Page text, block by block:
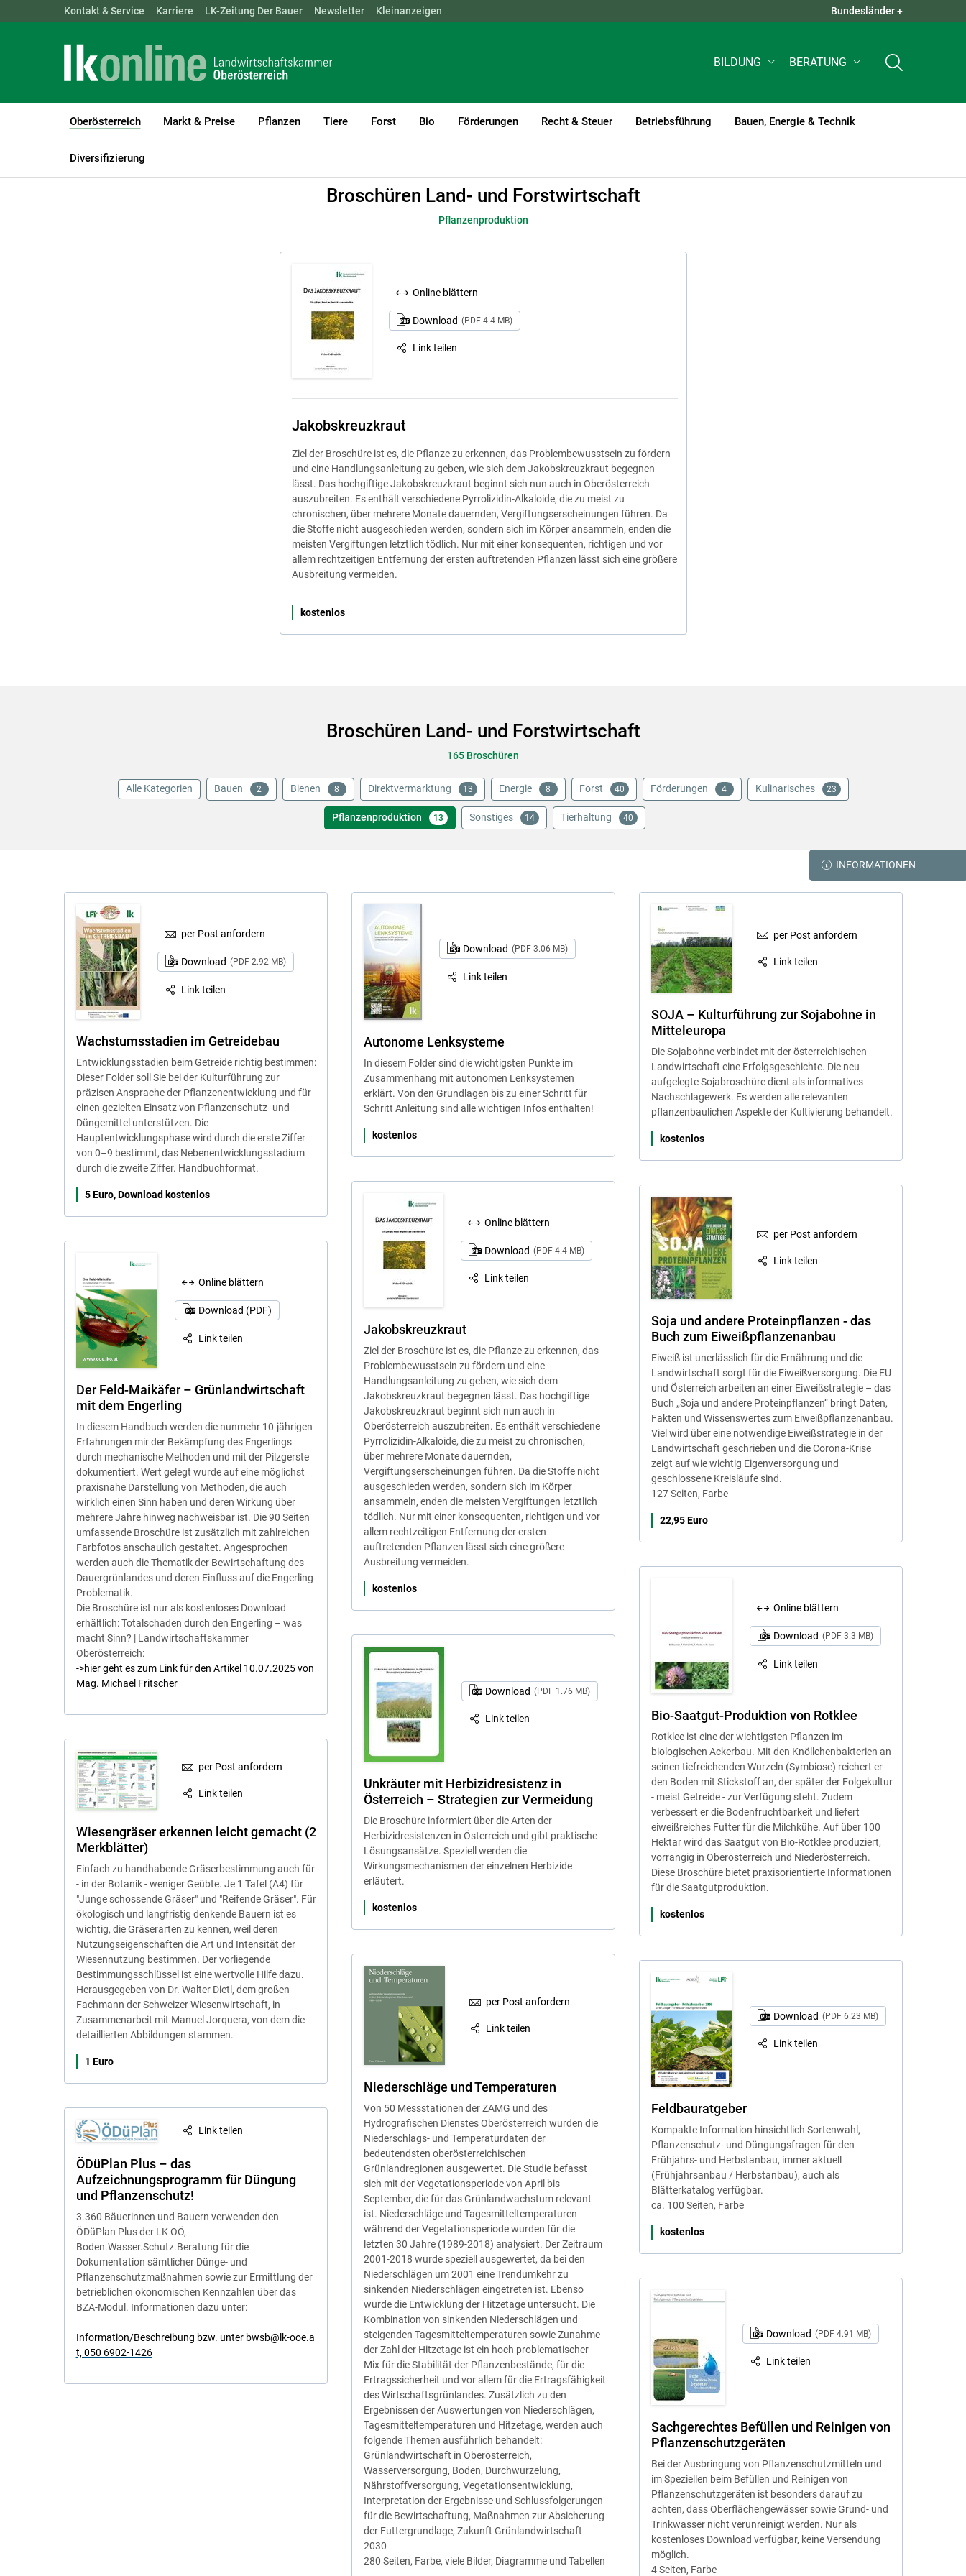
Skip to main content
Landwirtschaftskammern: ÖSTERREICH BGLD KTN NÖ OÖ SBG STMK QUICK LINKS +
Kontakt & Service Karriere LK-Zeitung Der Bauer Newsletter Kleinanzeigen Bundesländer +
BILDUNG BERATUNG
Oberösterreich
(current)1
Markt & Preise Pflanzen Tiere Forst Bio Förderungen Recht & Steuer Betriebsführung Bauen, Energie & Technik
Diversifizierung
LK Oberösterreich Oberösterreich
Broschüren Land- und Forstwirtschaft
Pflanzenproduktion
Online blättern
Download (PDF 4.4 MB)
Link teilen
Jakobskreuzkraut
Ziel der Broschüre ist es, die Pflanze zu erkennen, das Problembewusstsein zu fördern
und eine Handlungsanleitung zu geben, wie sich dem Jakobskreuzkraut begegnen
lässt. Das hochgiftige Jakobskreuzkraut beginnt sich nun auch in Oberösterreich
auszubreiten. Es enthält verschiedene Pyrrolizidin-Alkaloide, die zu meist zu
chronischen, über mehrere Monate dauernden, Vergiftungserscheinungen führen. Da
die Stoffe nicht ausgeschieden werden, sondern sich im Körper ansammeln, enden die
meisten Vergiftungen letztlich tödlich. Nur mit einer konsequenten, richtigen und vor
allem rechtzeitigen Entfernung der ersten auftretenden Pflanzen lässt sich eine größere
Ausbreitung vermeiden.
kostenlos
Broschüren Land- und Forstwirtschaft
165 Broschüren
Alle Kategorien Bauen 2 Bienen 8 Direktvermarktung 13 Energie 8 Forst 40 Förderungen 4 Kulinarisches 23
Pflanzenproduktion 13 Sonstiges 14 Tierhaltung 40
INFORMATIONEN
per Post anfordern
Download (PDF 2.92 MB)
Link teilen
Wachstumsstadien im Getreidebau
Entwicklungsstadien beim Getreide richtig bestimmen:
Dieser Folder soll Sie bei der Kulturführung zur
präzisen Ansprache der Pflanzenentwicklung und für
einen gezielten Einsatz von Pflanzenschutz- und
Düngemittel unterstützen. Die
Hauptentwicklungsphase wird durch die erste Ziffer
von 0–9 bestimmt, das Nebenentwicklungsstadium
durch die zweite Ziffer. Handbuchformat.
5 Euro, Download kostenlos
Download (PDF 3.06 MB)
Link teilen
Autonome Lenksysteme
In diesem Folder sind die wichtigsten Punkte im
Zusammenhang mit autonomen Lenksystemen
erklärt. Von den Grundlagen bis zu einer Schritt für
Schritt Anleitung sind alle wichtigen Infos enthalten!
kostenlos
per Post anfordern
Link teilen
SOJA – Kulturführung zur Sojabohne in
Mitteleuropa
Die Sojabohne verbindet mit der österreichischen
Landwirtschaft eine Erfolgsgeschichte. Die neu
aufgelegte Sojabroschüre dient als informatives
Nachschlagewerk. Es werden alle relevanten
pflanzenbaulichen Aspekte der Kultivierung behandelt.
kostenlos
Online blättern
Download (PDF 4.4 MB)
Link teilen
Jakobskreuzkraut
Ziel der Broschüre ist es, die Pflanze zu erkennen, das
Problembewusstsein zu fördern und eine
Handlungsanleitung zu geben, wie sich dem
Jakobskreuzkraut begegnen lässt. Das hochgiftige
Jakobskreuzkraut beginnt sich nun auch in
Oberösterreich auszubreiten. Es enthält verschiedene
Pyrrolizidin-Alkaloide, die zu meist zu chronischen,
über mehrere Monate dauernden,
Vergiftungserscheinungen führen. Da die Stoffe nicht
ausgeschieden werden, sondern sich im Körper
ansammeln, enden die meisten Vergiftungen letztlich
tödlich. Nur mit einer konsequenten, richtigen und vor
allem rechtzeitigen Entfernung der ersten
auftretenden Pflanzen lässt sich eine größere
Ausbreitung vermeiden.
kostenlos
per Post anfordern
Link teilen
Soja und andere Proteinpflanzen - das
Buch zum Eiweißpflanzenanbau
Eiweiß ist unerlässlich für die Ernährung und die
Landwirtschaft sorgt für die Eiweißversorgung. Die EU
und Österreich arbeiten an einer Eiweißstrategie – das
Buch „Soja und andere Proteinpflanzen“ bringt Daten,
Fakten und Wissenswertes zum Eiweißpflanzenanbau.
Viel wird über eine notwendige Eiweißstrategie in der
Landwirtschaft geschrieben und die Corona-Krise
zeigt auf wie wichtig Eigenversorgung und
geschlossene Kreisläufe sind.
127 Seiten, Farbe
22,95 Euro
Online blättern
Download (PDF)
Link teilen
Der Feld-Maikäfer – Grünlandwirtschaft
mit dem Engerling
In diesem Handbuch werden die nunmehr 10-jährigen
Erfahrungen mir der Bekämpfung des Engerlings
durch mechanische Methoden und mit der Pilzgerste
dokumentiert. Wert gelegt wurde auf eine möglichst
praxisnahe Darstellung von Methoden, die auch
wirklich einen Sinn haben und deren Wirkung über
mehrere Jahre hinweg nachweisbar ist. Die 90 Seiten
umfassende Broschüre ist zusätzlich mit zahlreichen
Farbfotos anschaulich gestaltet. Angesprochen
werden auch die Thematik der Bewirtschaftung des
Dauergrünlandes und deren Einfluss auf die Engerling-
Problematik.
Die Broschüre ist nur als kostenloses Download
erhältlich: Totalschaden durch den Engerling – was
macht Sinn? | Landwirtschaftskammer
Oberösterreich:
->hier geht es zum Link für den Artikel 10.07.2025 von
Mag. Michael Fritscher
Online blättern
Download (PDF 3.3 MB)
Link teilen
Bio-Saatgut-Produktion von Rotklee
Rotklee ist eine der wichtigsten Pflanzen im
biologischen Ackerbau. Mit den Knöllchenbakterien an
seinen tiefreichenden Wurzeln (Symbiose) reichert er
den Boden mit Stickstoff an, der später der Folgekultur
- meist Getreide - zur Verfügung steht. Zudem
verbessert er die Bodenfruchtbarkeit und liefert
eiweißreiches Futter für die Milchkühe. Auf über 100
Hektar wird das Saatgut von Bio-Rotklee produziert,
vorrangig in Oberösterreich und Niederösterreich.
Diese Broschüre bietet praxisorientierte Informationen
für die Saatgutproduktion.
kostenlos
Download (PDF 1.76 MB)
Link teilen
Unkräuter mit Herbizidresistenz in
Österreich – Strategien zur Vermeidung
Die Broschüre informiert über die Arten der
Herbizidresistenzen in Österreich und gibt praktische
Lösungsansätze. Speziell werden die
Wirkungsmechanismen der einzelnen Herbizide
erläutert.
kostenlos
per Post anfordern
Link teilen
Wiesengräser erkennen leicht gemacht (2
Merkblätter)
Einfach zu handhabende Gräserbestimmung auch für
- in der Botanik - weniger Geübte. Je 1 Tafel (A4) für
"Junge schossende Gräser" und "Reifende Gräser". Für
ökologisch und langfristig denkende Bauern ist es
wichtig, die Gräserarten zu kennen, weil deren
Nutzungseigenschaften die Art und Intensität der
Wiesennutzung bestimmen. Der vorliegende
Bestimmungsschlüssel ist eine wertvolle Hilfe dazu.
Herausgegeben von Dr. Walter Dietl, dem großen
Fachmann der Schweizer Wiesenwirtschaft, in
Zusammenarbeit mit Manuel Jorquera, von dem die
detaillierten Abbildungen stammen.
1 Euro
per Post anfordern
Link teilen
Niederschläge und Temperaturen
Von 50 Messstationen der ZAMG und des
Hydrografischen Dienstes Oberösterreich wurden die
Niederschlags- und Temperaturdaten der
bedeutendsten oberösterreichischen
Grünlandregionen ausgewertet. Die Studie befasst
sich mit der Vegetationsperiode von April bis
September, die für das Grünlandwachstum relevant
ist. Niederschläge und Tagesmitteltemperaturen
während der Vegetationsperiode wurden für die
letzten 30 Jahre (1989-2018) analysiert. Der Zeitraum
2001-2018 wurde speziell ausgewertet, da bei den
Niederschlägen um 2001 eine Trendumkehr zu
sinkenden Niederschlägen eingetreten ist. Ebenso
wurde die Entwicklung der Hitzetage untersucht. Die
Kombination von sinkenden Niederschlägen und
steigenden Tagesmitteltemperaturen sowie Zunahme
der Zahl der Hitzetage ist ein hoch problematischer
Mix für die Stabilität der Pflanzenbestände, für die
Ertragssicherheit und vor allem für die Ertragsfähigkeit
des Wirtschaftsgrünlandes. Zusätzlich zu den
Ergebnissen der Auswertungen von Niederschlägen,
Tagesmitteltemperaturen und Hitzetage, werden auch
folgende Themen ausführlich behandelt:
Grünlandwirtschaft in Oberösterreich,
Wasserversorgung, Boden, Durchwurzelung,
Nährstoffversorgung, Vegetationsentwicklung,
Interpretation der Ergebnisse und Schlussfolgerungen
für die Bewirtschaftung, Maßnahmen zur Absicherung
der Futtergrundlage, Zukunft Grünlandwirtschaft
2030
280 Seiten, Farbe, viele Bilder, Diagramme und Tabellen
Download (PDF 6.23 MB)
Link teilen
Feldbauratgeber
Kompakte Information hinsichtlich Sortenwahl,
Pflanzenschutz- und Düngungsfragen für den
Frühjahrs- und Herbstanbau, immer aktuell
(Frühjahrsanbau / Herbstanbau), auch als
Blätterkatalog verfügbar.
ca. 100 Seiten, Farbe
kostenlos
Link teilen
ÖDüPlan Plus – das
Aufzeichnungsprogramm für Düngung
und Pflanzenschutz!
3.360 Bäuerinnen und Bauern verwenden den
ÖDüPlan Plus der LK OÖ,
Boden.Wasser.Schutz.Beratung für die
Dokumentation sämtlicher Dünge- und
Pflanzenschutzmaßnahmen sowie zur Ermittlung der
betrieblichen ökonomischen Kennzahlen über das
BZA-Modul. Informationen dazu unter:
Information/Beschreibung bzw. unter bwsb@lk-ooe.a
t, 050 6902-1426
Download (PDF 4.91 MB)
Link teilen
Sachgerechtes Befüllen und Reinigen von
Pflanzenschutzgeräten
Bei der Ausbringung von Pflanzenschutzmitteln und
im Speziellen beim Befüllen und Reinigen von
Pflanzenschutzgeräten ist besonders darauf zu
achten, dass Oberflächengewässer sowie Grund- und
Trinkwasser nicht verunreinigt werden. Nur als
kostenloses Download verfügbar, keine Versendung
möglich.
4 Seiten, Farbe